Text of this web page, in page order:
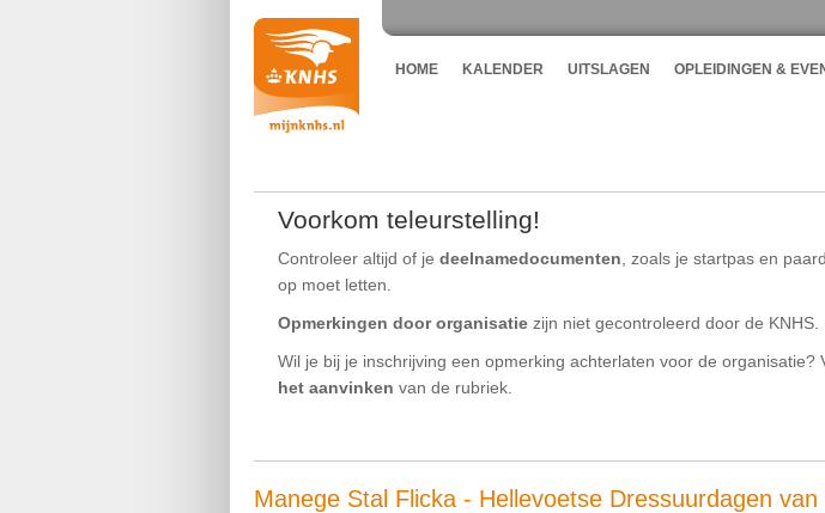
HOME KALENDER UITSLAGEN OPLEIDINGEN &
Voorkom teleurstelling!
Controleer altijd of je deelnamedocumenten , zoals je startpas en
op moet letten.
Opmerkingen door organisatie zijn niet gecontroleerd door de
Wil je bij je inschrijving een opmerking achterlaten voor de
het aanvinken van de rubriek.
Manege Stal Flicka - Hellevoetse Dressuurdagen